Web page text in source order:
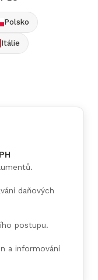
Polsko
Itálie
daňových
postupu.
a informování